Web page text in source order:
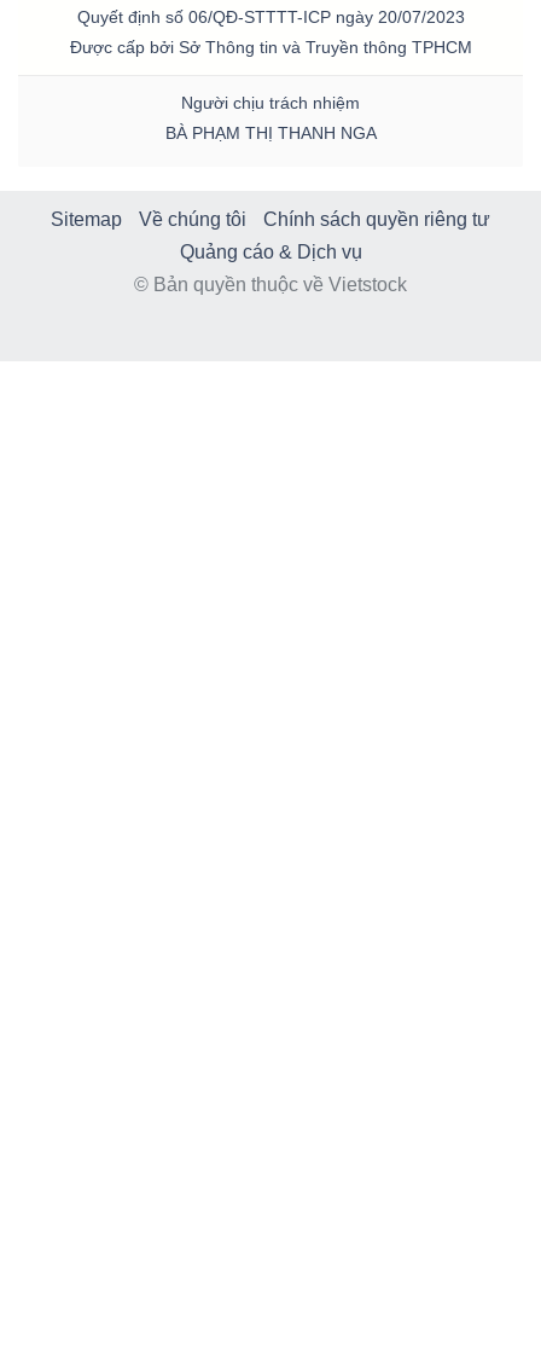
Quyết định số 06/QĐ-STTTT-ICP ngày 20/07/2023
Được cấp bởi Sở Thông tin và Truyền thông TPHCM
Người chịu trách nhiệm
BÀ PHẠM THỊ THANH NGA
Sitemap Về chúng tôi
Chính sách quyền riêng tư
Quảng cáo & Dịch vụ
© Bản quyền thuộc về Vietstock